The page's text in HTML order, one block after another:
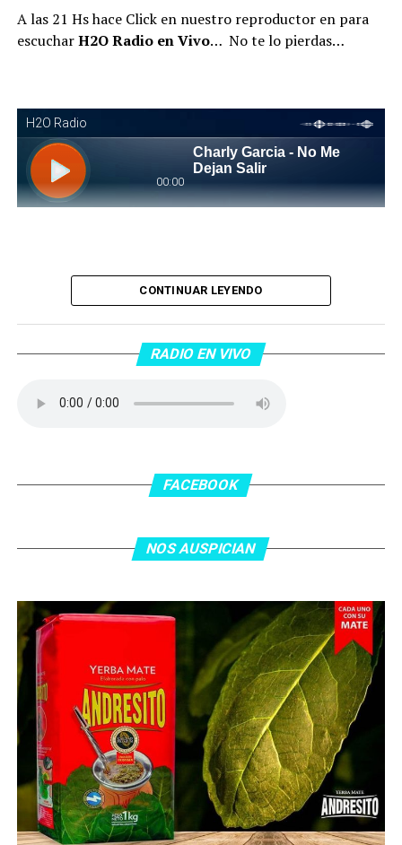
A las 21 Hs hace Click en nuestro reproductor en para
escucharH2O Radio en Vivo… No te lo pierdas…
Piantaos por el Tango. Piantaos por el Tango es un
programa radiofónico semanal conducido y dirigido por
Raúl Mamone con el objetivo de difundir el Tango desde
O ingresa
de nuestras redes sociales Te
esperamos en el portal de la #radio con la mejor
información y la mejor #música…
#Folklore #tango
#Rock #Nacional,
#RockInternacional,
#RockandRoll, #Noticias y la mejor #Música
Te
esperamos
Faceboock: H2O Radio
Onlinehttps://www.facebook.com/h2oradioonline
CONTINUAR LEYENDO
RADIO EN VIVO
FACEBOOK
NOS AUSPICIAN